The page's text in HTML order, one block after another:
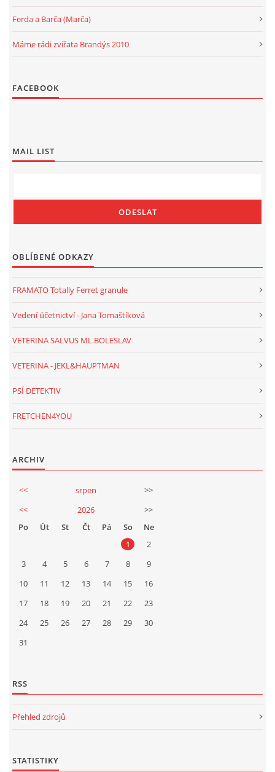
Ferda a Barča (Marča)
Máme rádi zvířata Brandýs 2010
FACEBOOK
MAIL LIST
OBLÍBENÉ ODKAZY
FRAMATO Totally Ferret granule
Vedení účetnictví - Jana Tomaštíková
VETERINA SALVUS ML.BOLESLAV
VETERINA - JEKL&HAUPTMAN
PSÍ DETEKTIV
FRETCHEN4YOU
ARCHIV
<< srpen
>>
<<
2026
>>
Po
Út St Čt Pá So
Ne
1
2
3
4 5 6 7 8
9
10
11 12 13 14 15
16
17
18 19 20 21 22
23
24
25 26 27 28 29
30
31
RSS
Přehled zdrojů
STATISTIKY